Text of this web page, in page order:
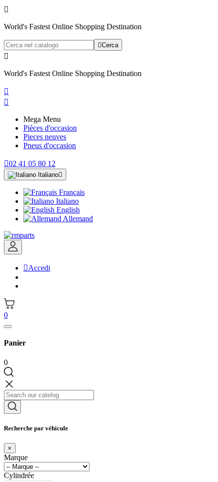

World's Fastest Online Shopping Destination
Cerca

World's Fastest Online Shopping Destination


Mega Menu
Pièces d'occasion
Pieces neuves
Pneus d'occasion
02 41 05 80 12
Italiano
Français
Italiano
English
Allemand
Accedi
0
Panier
0
Recherche par véhicule
×
Marque
Cylindrée